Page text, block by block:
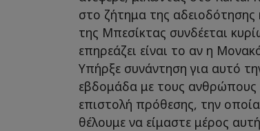
στο ζήτημα της
της Μπεσίκτας συνδέεται
επηρεάζει είναι το αν η
Υπήρξε συνάντηση για αυτό
εβδομάδα με τους
επιστολή πρόθεσης, την
θέλουμε να είμαστε μέρος